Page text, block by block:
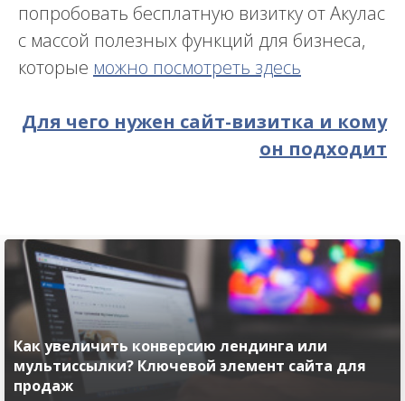
попробовать бесплатную визитку от Акулас
с массой полезных функций для бизнеса,
которые можно посмотреть здесь
Для чего нужен сайт-визитка и кому
он подходит
Как увеличить конверсию лендинга или
мультиссылки? Ключевой элемент сайта для
продаж